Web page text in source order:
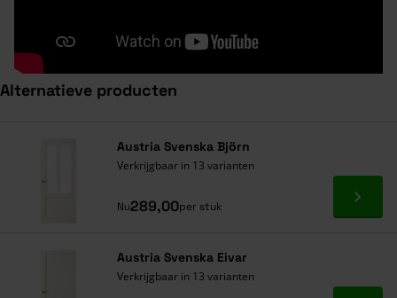
Alternatieve producten
Austria Svenska Björn
Verkrijgbaar in 13 varianten
Nu289,00per stuk Ga
Austria Svenska Eivar
Verkrijgbaar in 13 varianten